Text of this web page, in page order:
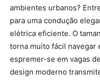
ambientes urbanos?
para uma condução
elétrica eficiente. O
torna muito fácil navegar
espremer-se em vagas
design moderno